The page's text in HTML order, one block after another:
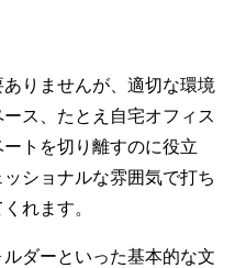
りませんが、適切な環境
ス、たとえ自宅オフィス
トを切り離すのに役立
ショナルな雰囲気で打ち
れます。
ダーといった基本的な文